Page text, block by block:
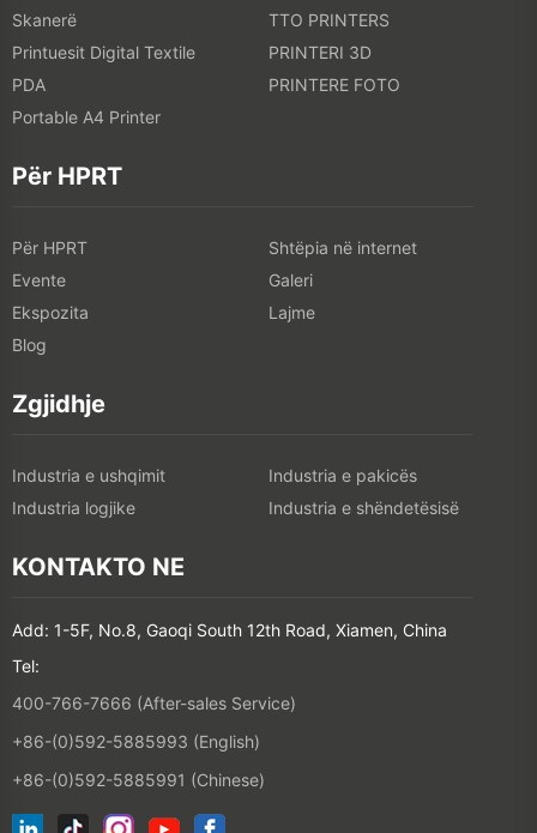
Skanerë
TTO PRINTERS
Printuesit Digital Textile
PRINTERI 3D
PDA
PRINTERE FOTO
Portable A4 Printer
Për HPRT
Për HPRT
Shtëpia në internet
Evente
Galeri
Ekspozita
Lajme
Blog
Zgjidhje
Industria e ushqimit
Industria e pakicës
Industria logjike
Industria e shëndetësisë
KONTAKTO NE
Add: 1-5F, No.8, Gaoqi South 12th Road, Xiamen, China
Tel:
400-766-7666 (After-sales Service)
+86-(0)592-5885993 (English)
+86-(0)592-5885991 (Chinese)